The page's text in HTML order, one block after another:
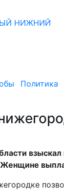
Политика